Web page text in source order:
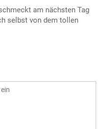
am nächsten Tag
selbst von dem tollen